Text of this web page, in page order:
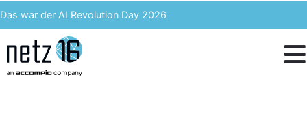
Das war der AI Revolution Day 2026
Kern AI wird accompio AI
Unser Event des Jahres – Wir blicken zurück auf den 3. ACST